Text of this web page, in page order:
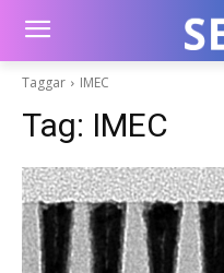
Taggar IMEC
Tag: IMEC